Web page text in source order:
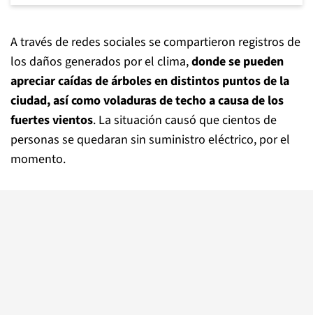
A través de redes sociales se compartieron registros de
los daños generados por el clima,donde se pueden
apreciar caídas de árboles en distintos puntos de la
ciudad, así como voladuras de techo a causa de los
fuertes vientos. La situación causó que cientos de
personas se quedaran sin suministro eléctrico, por el
momento.